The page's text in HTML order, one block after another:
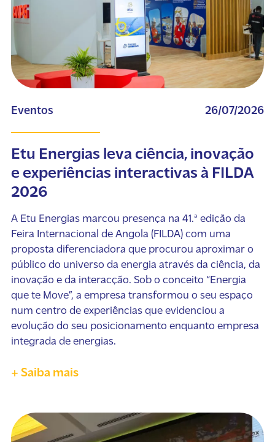
Eventos 26/07/2026
Etu Energias leva ciência, inovação
e experiências interactivas à FILDA
2026
A Etu Energias marcou presença na 41.ª edição da
Feira Internacional de Angola (FILDA) com uma
proposta diferenciadora que procurou aproximar o
público do universo da energia através da ciência, da
inovação e da interacção. Sob o conceito “Energia
que te Move”, a empresa transformou o seu espaço
num centro de experiências que evidenciou a
evolução do seu posicionamento enquanto empresa
integrada de energias.
+ Saiba mais